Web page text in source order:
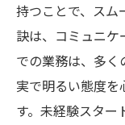
持つことで、スム
訣は、コミュニケ
での業務は、多
実で明るい態度
す。未経験スター